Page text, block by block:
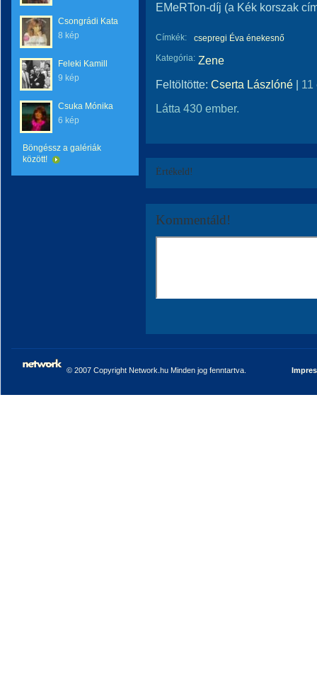
Csongrádi Kata
8 kép
Feleki Kamill
9 kép
Csuka Mónika
6 kép
Böngéssz a galériák
között!
EMeRTon-díj (a Kék korszak
Címkék:
csepregi Éva énekesnő
Kategória: Zene
Feltöltötte: Cserta Lászlóné | 11
Látta 430 ember.
Értékeld!
Kommentáld!
© 2007 Copyright Network.hu Minden jog fenntartva.